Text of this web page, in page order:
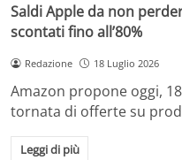
Saldi Apple da non
scontati fino all’80%
Redazione 18 Luglio 2026
Amazon propone oggi,
tornata di offerte su
Leggi di più